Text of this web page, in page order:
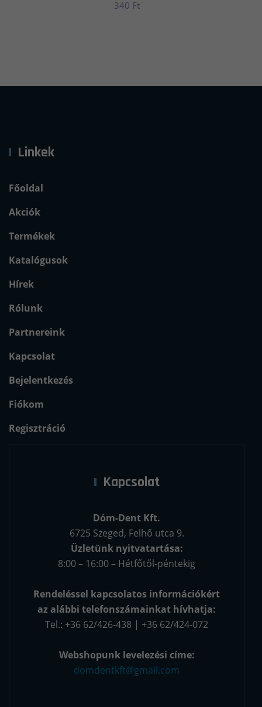
340 Ft
Linkek
Főoldal
Akciók
Termékek
Katalógusok
Hírek
Rólunk
Partnereink
Kapcsolat
Bejelentkezés
Fiókom
Regisztráció
Kapcsolat
Dóm-Dent Kft.
6725 Szeged, Felhő utca 9.
Üzletünk nyitvatartása:
8:00 – 16:00 – Hétfőtől-péntekig
Rendeléssel kapcsolatos információkért
az alábbi telefonszámainkat hívhatja:
Tel.: +36 62/426-438 | +36 62/424-072
Webshopunk levelezési címe:
domdentkft@gmail.com